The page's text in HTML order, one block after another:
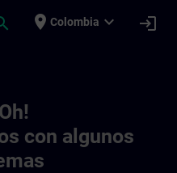
place Colombia expand_more login
con algunos